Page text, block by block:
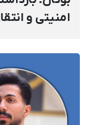
امنیتی و